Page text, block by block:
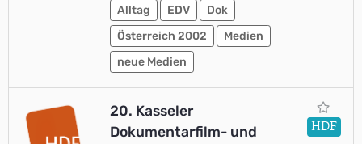
Alltag EDV
Dok
Österreich 2002
Medien
neue Medien
20. Kasseler
Dokumentarfilm- und
HDF